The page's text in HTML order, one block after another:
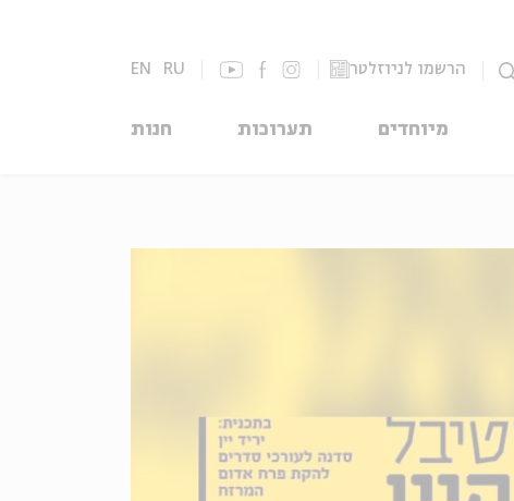
הרשמו לניוזלטר EN RU
מיוחדים תערוכות חנות